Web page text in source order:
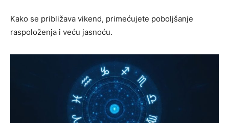
Kako se približava vikend, primećujete poboljšanje
raspoloženja i veću jasnoću.